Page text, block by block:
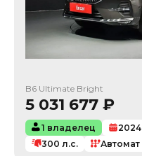
B6 Ultimate Bright
5 031 677 ₽
1 владелец 2024
300 л.с. Автомат